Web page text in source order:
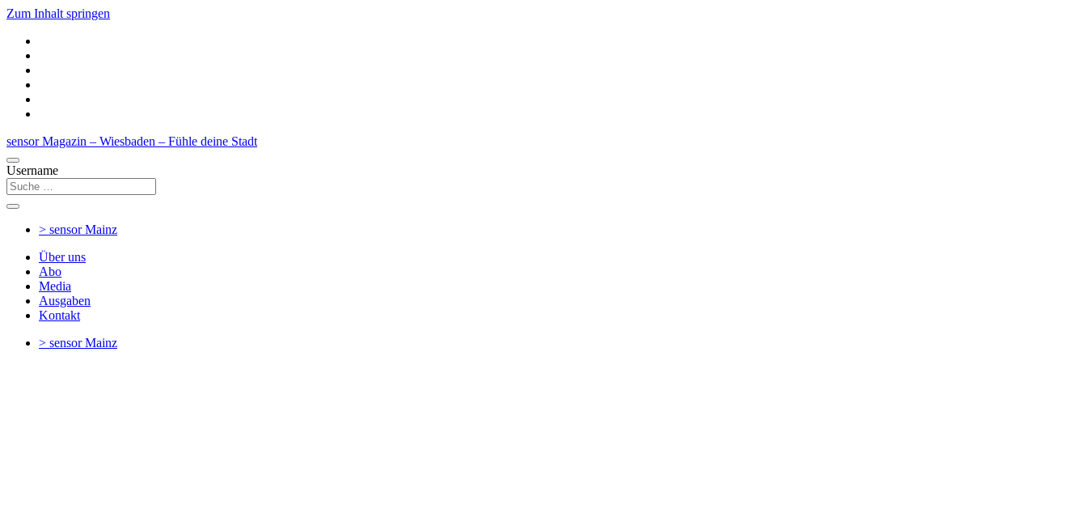
Zum Inhalt springen
sensor Magazin – Wiesbaden – Fühle deine Stadt
Username
> sensorMainz
Über uns
Abo
Media
Ausgaben
Kontakt
> sensorMainz